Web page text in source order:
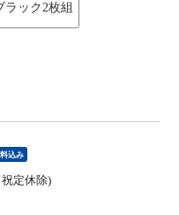
ラック2枚組
込み
定休除)